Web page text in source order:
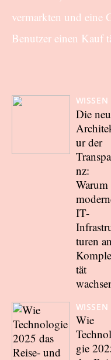
vermarkten und eine
Benutzer einen Kauf
WISSEN
Die
ur der
nz:
Warum
IT-
turen an
tät
WISSEN
Wie
gie